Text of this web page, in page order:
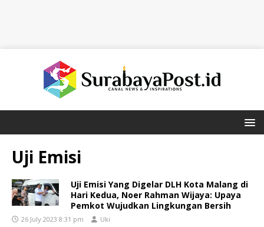
Uji Emisi
Uji Emisi Yang Digelar DLH Kota Malang di
Hari Kedua, Noer Rahman Wijaya: Upaya
Pemkot Wujudkan Lingkungan Bersih
26 July 2023 8:31 pm Uki